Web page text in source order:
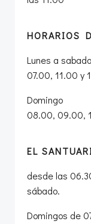
HORARIOS
Lunes a sabado
07.00, 11.00 y
Domingo
08.00, 09.00,
EL
desde las
sábado.
Domingos de